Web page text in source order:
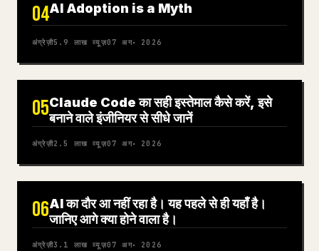
04AI Adoption is a Myth
अंग्रेज़ी5.9 लाख व्यूज़07 अग॰ 2026
05Claude Code का सही इस्तेमाल कैसे करें, इसे
बनाने वाले इंजीनियर से सीधे जानें
अंग्रेज़ी2.5 लाख व्यूज़07 अग॰ 2026
06AI का दौर आ नहीं रहा है। यह पहले से ही यहाँ है।
जानिए आगे क्या होने वाला है।
अंग्रेज़ी3.1 लाख व्यूज़07 अग॰ 2026